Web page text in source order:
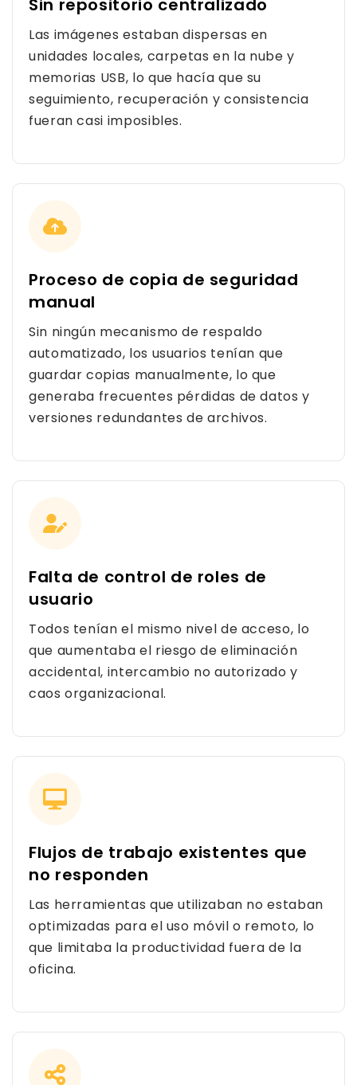
Sin repositorio centralizado
Las imágenes estaban dispersas en
unidades locales, carpetas en la nube y
memorias USB, lo que hacía que su
seguimiento, recuperación y consistencia
fueran casi imposibles.
Proceso de copia de seguridad
manual
Sin ningún mecanismo de respaldo
automatizado, los usuarios tenían que
guardar copias manualmente, lo que
generaba frecuentes pérdidas de datos y
versiones redundantes de archivos.
Falta de control de roles de
usuario
Todos tenían el mismo nivel de acceso, lo
que aumentaba el riesgo de eliminación
accidental, intercambio no autorizado y
caos organizacional.
Flujos de trabajo existentes que
no responden
Las herramientas que utilizaban no estaban
optimizadas para el uso móvil o remoto, lo
que limitaba la productividad fuera de la
oficina.